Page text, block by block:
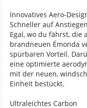
Innovatives Aero-
Schneller auf
Egal, wo du fährst, die
brandneuen Émonda
spürbaren Vorteil.
eine optimierte
mit der neuen,
Einheit bestückt.
Ultraleichtes Carbon